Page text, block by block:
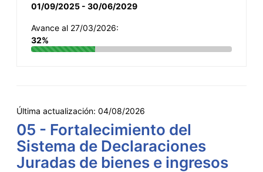
01/09/2025 - 30/06/2029
Avance al 27/03/2026:
32%
Última actualización: 04/08/2026
05 - Fortalecimiento del
Sistema de Declaraciones
Juradas de bienes e ingresos